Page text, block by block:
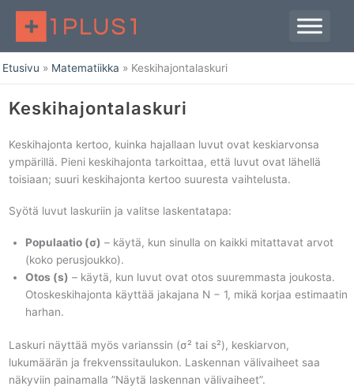
sisältöön
Etusivu Matematiikka Keskihajontalaskuri
Keskihajontalaskuri
Keskihajonta kertoo, kuinka hajallaan luvut ovat keskiarvonsa
ympärillä. Pieni keskihajonta tarkoittaa, että luvut ovat lähellä
toisiaan; suuri keskihajonta kertoo suuresta vaihtelusta.
Syötä luvut laskuriin ja valitse laskentatapa:
Populaatio (σ) – käytä, kun sinulla on kaikki mitattavat arvot
(koko perusjoukko).
Otos (s) – käytä, kun luvut ovat otos suuremmasta joukosta.
Otoskeskihajonta käyttää jakajana N − 1, mikä korjaa estimaatin
harhan.
Laskuri näyttää myös varianssin (σ² tai s²), keskiarvon,
lukumäärän ja frekvenssitaulukon. Laskennan välivaiheet saa
näkyviin painamalla ”Näytä laskennan välivaiheet”.